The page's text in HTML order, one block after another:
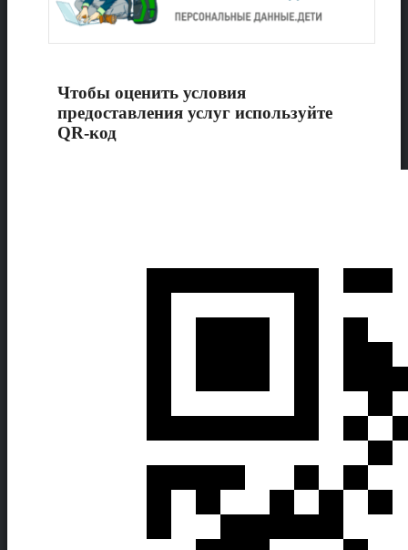
Чтобы оценить условия
предоставления услуг используйте
QR-код